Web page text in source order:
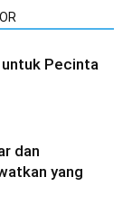
Pecinta
dan
yang